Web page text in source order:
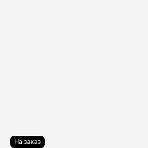
На заказ